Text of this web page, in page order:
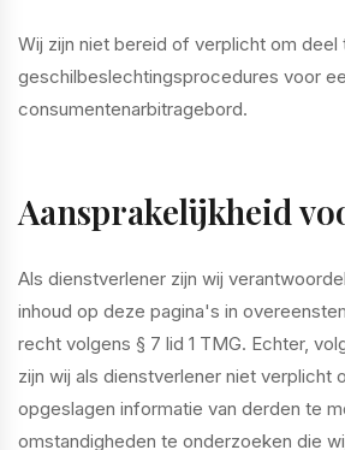
Wij zijn niet bereid of verplicht om deel
geschilbeslechtingsprocedures voor
consumentenarbitragebord.
Aansprakelijkheid
Als dienstverlener zijn wij
inhoud op deze pagina's in
recht volgens § 7 lid 1 TMG. Echter,
zijn wij als dienstverlener niet verplicht
opgeslagen informatie van derden te
omstandigheden te onderzoeken die